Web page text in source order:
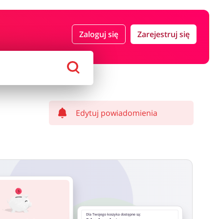
Zaloguj się Zarejestruj się
Edytuj powiadomienia
Dla Twojego koszyka dostępne są: